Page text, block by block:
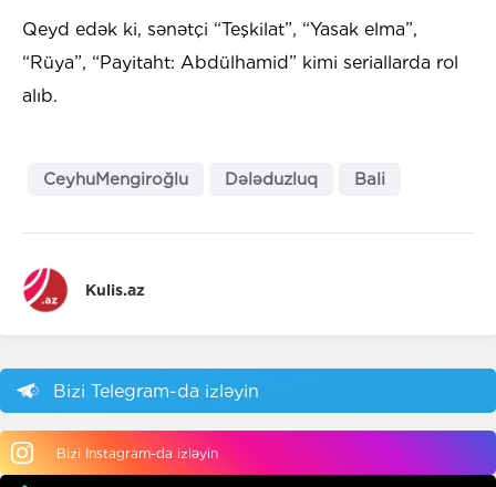
Qeyd edək ki, sənətçi “Teşkilat”, “Yasak elma”,
“Rüya”, “Payitaht: Abdülhamid” kimi seriallarda rol
alıb.
CeyhuMengiroğlu Dələduzluq Bali
Kulis.az
Bizi Telegram-da izləyin
Bizi Instagram-da izləyin